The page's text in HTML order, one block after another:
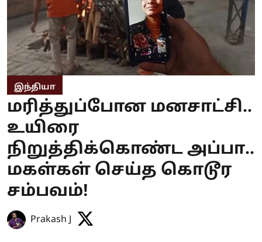
இந்தியா
மரித்துப்போன மனசாட்சி..
உயிரை
நிறுத்திக்கொண்ட அப்பா..
மகள்கள் செய்த கொடூர
சம்பவம்!
Prakash J